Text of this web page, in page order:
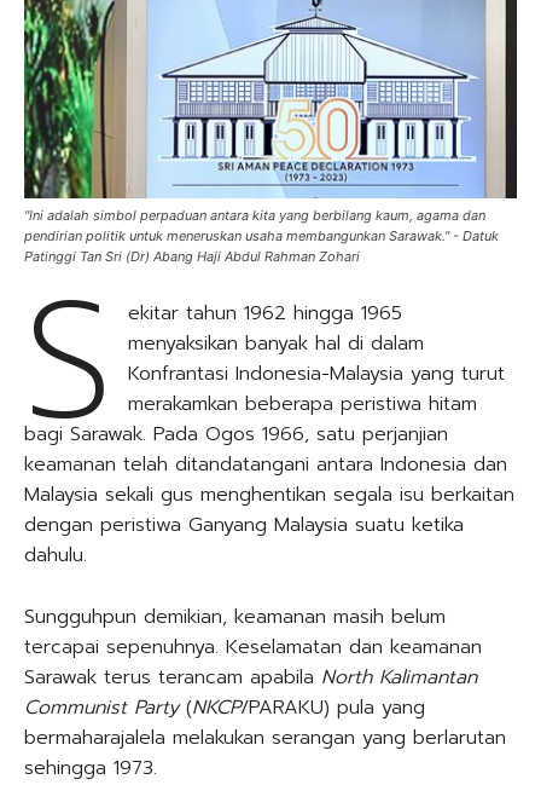
"Ini adalah simbol perpaduan antara kita yang berbilang kaum, agama dan
pendirian politik untuk meneruskan usaha membangunkan Sarawak." - Datuk
Patinggi Tan Sri (Dr) Abang Haji Abdul Rahman Zohari
S ekitar tahun 1962 hingga 1965
menyaksikan banyak hal di dalam
Konfrantasi Indonesia-Malaysia yang turut
merakamkan beberapa peristiwa hitam
bagi Sarawak. Pada Ogos 1966, satu perjanjian
keamanan telah ditandatangani antara Indonesia dan
Malaysia sekali gus menghentikan segala isu berkaitan
dengan peristiwa Ganyang Malaysia suatu ketika
dahulu.
Sungguhpun demikian, keamanan masih belum
tercapai sepenuhnya. Keselamatan dan keamanan
Sarawak terus terancam apabila North Kalimantan
Communist Party(NKCP/PARAKU) pula yang
bermaharajalela melakukan serangan yang berlarutan
sehingga 1973.